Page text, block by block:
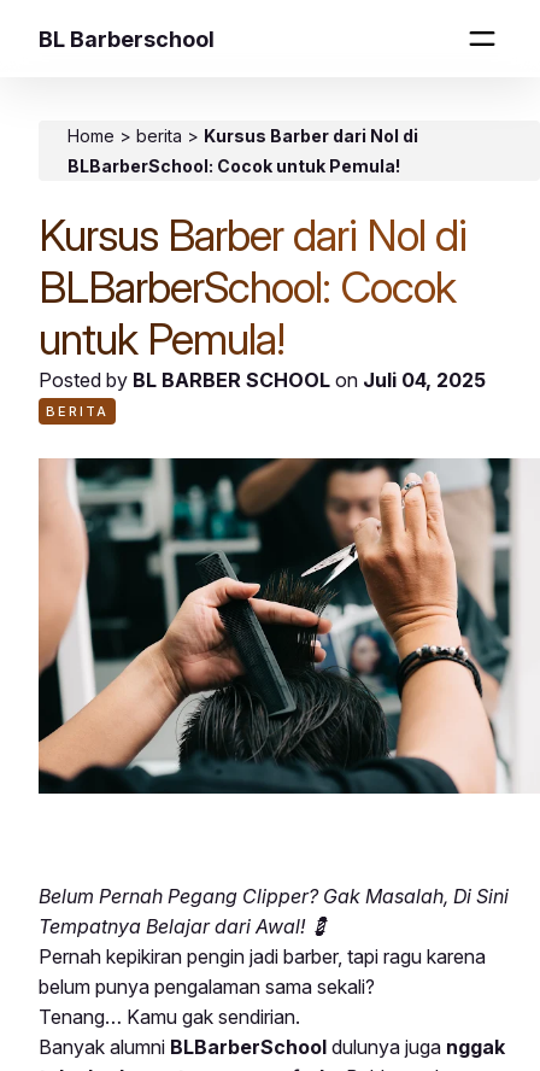
BL Barberschool
Home > berita > Kursus Barber dari Nol di
BLBarberSchool: Cocok untuk Pemula!
Kursus Barber dari Nol di
BLBarberSchool: Cocok
untuk Pemula!
Posted by BL BARBER SCHOOL on Juli 04, 2025
BERITA
Belum Pernah Pegang Clipper? Gak Masalah, Di Sini
Tempatnya Belajar dari Awal! 💈
Pernah kepikiran pengin jadi barber, tapi ragu karena
belum punya pengalaman sama sekali?
Tenang… Kamu gak sendirian.
Banyak alumni BLBarberSchool dulunya juga nggak